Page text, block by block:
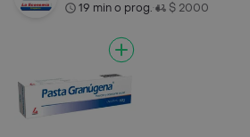
19 min o prog.• $ 2000